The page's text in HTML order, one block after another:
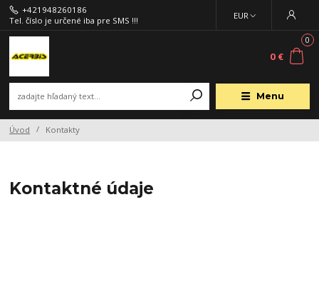
Menu
EUR
+421948260186
Tel. číslo je určené iba pre SMS !!!
0
0 €
Úvod Kontakty
Kontaktné údaje